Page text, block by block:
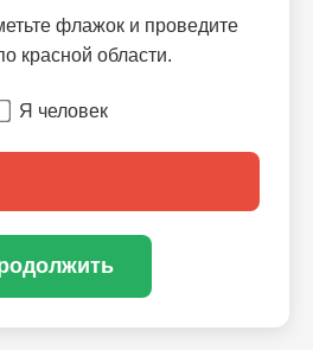
флажок и проведите
красной области.
Я человек